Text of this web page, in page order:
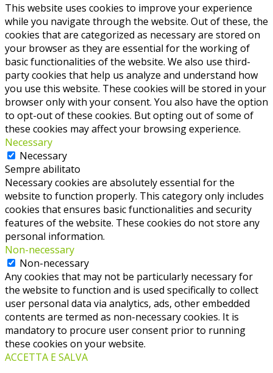
This website uses cookies to improve your experience
while you navigate through the website. Out of these, the
cookies that are categorized as necessary are stored on
your browser as they are essential for the working of
basic functionalities of the website. We also use third-
party cookies that help us analyze and understand how
you use this website. These cookies will be stored in your
browser only with your consent. You also have the option
to opt-out of these cookies. But opting out of some of
these cookies may affect your browsing experience.
Necessary
Necessary
Sempre abilitato
Necessary cookies are absolutely essential for the
website to function properly. This category only includes
cookies that ensures basic functionalities and security
features of the website. These cookies do not store any
personal information.
Non-necessary
Non-necessary
Any cookies that may not be particularly necessary for
the website to function and is used specifically to collect
user personal data via analytics, ads, other embedded
contents are termed as non-necessary cookies. It is
mandatory to procure user consent prior to running
these cookies on your website.
ACCETTA E SALVA